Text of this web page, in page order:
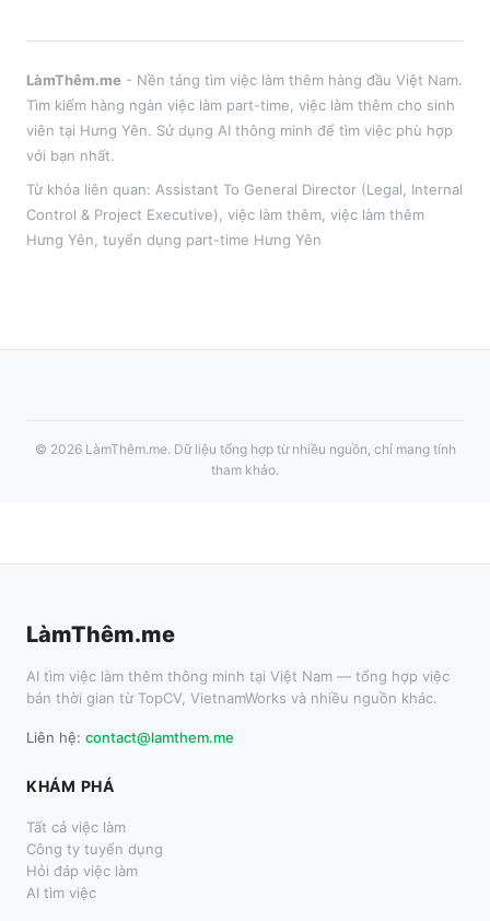
LàmThêm.me - Nền tảng tìm việc làm thêm hàng đầu Việt Nam.
Tìm kiếm hàng ngàn việc làm part-time, việc làm thêm cho sinh
viên tại Hưng Yên. Sử dụng AI thông minh để tìm việc phù hợp
với bạn nhất.
Từ khóa liên quan: Assistant To General Director (Legal, Internal
Control & Project Executive) việc làm thêm , việc làm thêm
Hưng Yên , tuyển dụng part-time Hưng Yên
© 2026 LàmThêm.me. Dữ liệu tổng hợp từ nhiều nguồn, chỉ mang tính
tham khảo.
LàmThêm.me
AI tìm việc làm thêm thông minh tại Việt Nam — tổng hợp việc
bán thời gian từ TopCV, VietnamWorks và nhiều nguồn khác.
Liên hệ: contact@lamthem.me
KHÁM PHÁ
Tất cả việc làm
Công ty tuyển dụng
Hỏi đáp việc làm
AI tìm việc